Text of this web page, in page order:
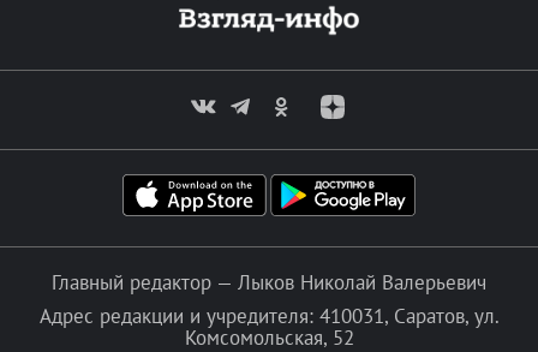
Главный редактор — Лыков Николай Валерьевич
Адрес редакции и учредителя: 410031, Саратов, ул.
Комсомольская, 52